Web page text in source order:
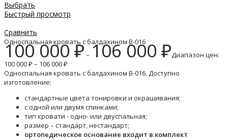
Выбрать
Быстрый просмотр
Сравнить
Односпальная кровать с балдахином B-016
100 000₽– 106 000 ₽Диапазон цен:
100 000 ₽ – 106 000 ₽
Односпальная кровать с балдахином B-016. Доступно
изготовление:
стандартные цвета тонировки и окрашивания;
с одной или двумя спинками;
тип кровати - одно- или двуспальная;
размер – стандарт, нестандарт;
ортопедическое основание входит в комплект